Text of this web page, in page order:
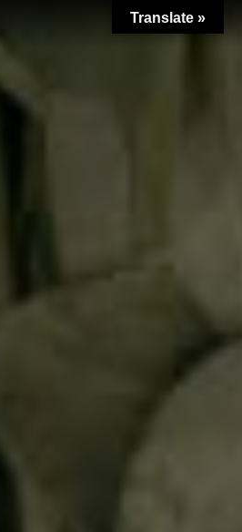
Translate »